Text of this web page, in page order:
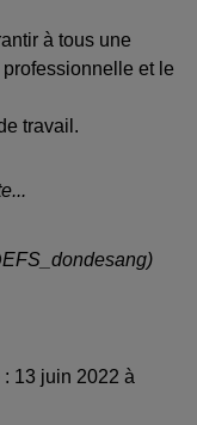
à tous une
et le
travail.
13 juin 2022 à